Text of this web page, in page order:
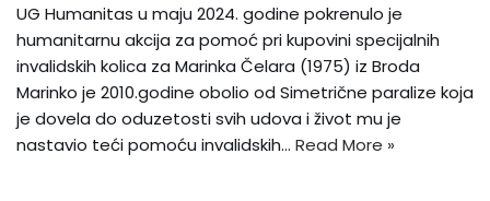
UG Humanitas u maju 2024. godine pokrenulo je
humanitarnu akcija za pomoć pri kupovini specijalnih
invalidskih kolica za Marinka Čelara (1975) iz Broda
Marinko je 2010.godine obolio od Simetrične paralize koja
je dovela do oduzetosti svih udova i život mu je
nastavio teći pomoću invalidskih… Read More »